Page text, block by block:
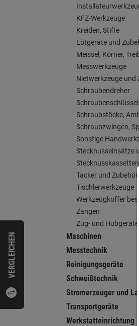
VERGLEICHEN
KFZ-Werkzeuge
Kreiden, Stifte
Lötgeräte und
Meissel, Körner,
Messwerkzeuge
Nietwerkzeuge und
Schraubendreher
Schraubenschlüssel
Schraubstöcke,
Schraubzwingen,
Sonstige
Stecknusseinsätze
Stecknusskassetten
Tacker und Zubehör
Tischlerwerkzeuge
Werkzeugkoffer
Zangen
Zug- und Hubgeräte
Maschinen
Messtechnik
Reinigungsgeräte
Schweißtechnik
Stromerzeuger und
Transportgeräte
Werkstatteinrichtung